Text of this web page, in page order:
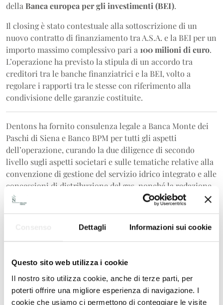
Dettagli Informazioni sui cookie
Questo sito web utilizza i cookie
Il nostro sito utilizza cookie, anche di terze parti, per
poterti offrire una migliore esperienza di navigazione. I
cookie che usiamo ci permettono di conteggiare le visite
della Banca europea per gli investimenti (BEI).
Il closing è stato contestuale alla sottoscrizione di un
nuovo contratto di finanziamento tra A.S.A. e la BEI per un
importo massimo complessivo pari a 100 milioni di euro.
L’operazione ha previsto la stipula di un accordo tra
creditori tra le banche finanziatrici e la BEI, volto a
regolare i rapporti tra le stesse con riferimento alla
condivisione delle garanzie costituite.
Dentons ha fornito consulenza legale a Banca Monte dei
Paschi di Siena e Banco BPM per tutti gli aspetti
dell’operazione, curando la due diligence di secondo
livello sugli aspetti societari e sulle tematiche relative alla
convenzione di gestione del servizio idrico integrato e alle
concessioni di distribuzione del gas, nonché la redazione,
negoziazione e finalizzazione della documentazione
finanziaria — tra cui il contratto di finanziamento, gli atti
documenti di garanzia e l’accordo intercreditorio con la
Costa, head della business unit Project, Energy and
Infrastructure per l’Italia e sector leader Europe
Industrials, Transportation and Infrastructure, con il
supporto della managing counsel Ginevra Biadico,